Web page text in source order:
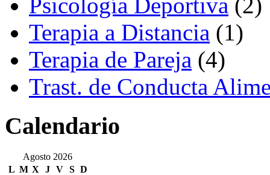
Terapia a Distancia (1)
Terapia de Pareja (4)
Trast. de Conducta
Calendario
Agosto 2026
L M X J V S D